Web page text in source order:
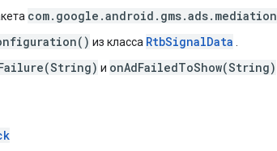
com.google.android.gms.ads.mediation
из класса RtbSignalData
и onAdFailedToShow(String)